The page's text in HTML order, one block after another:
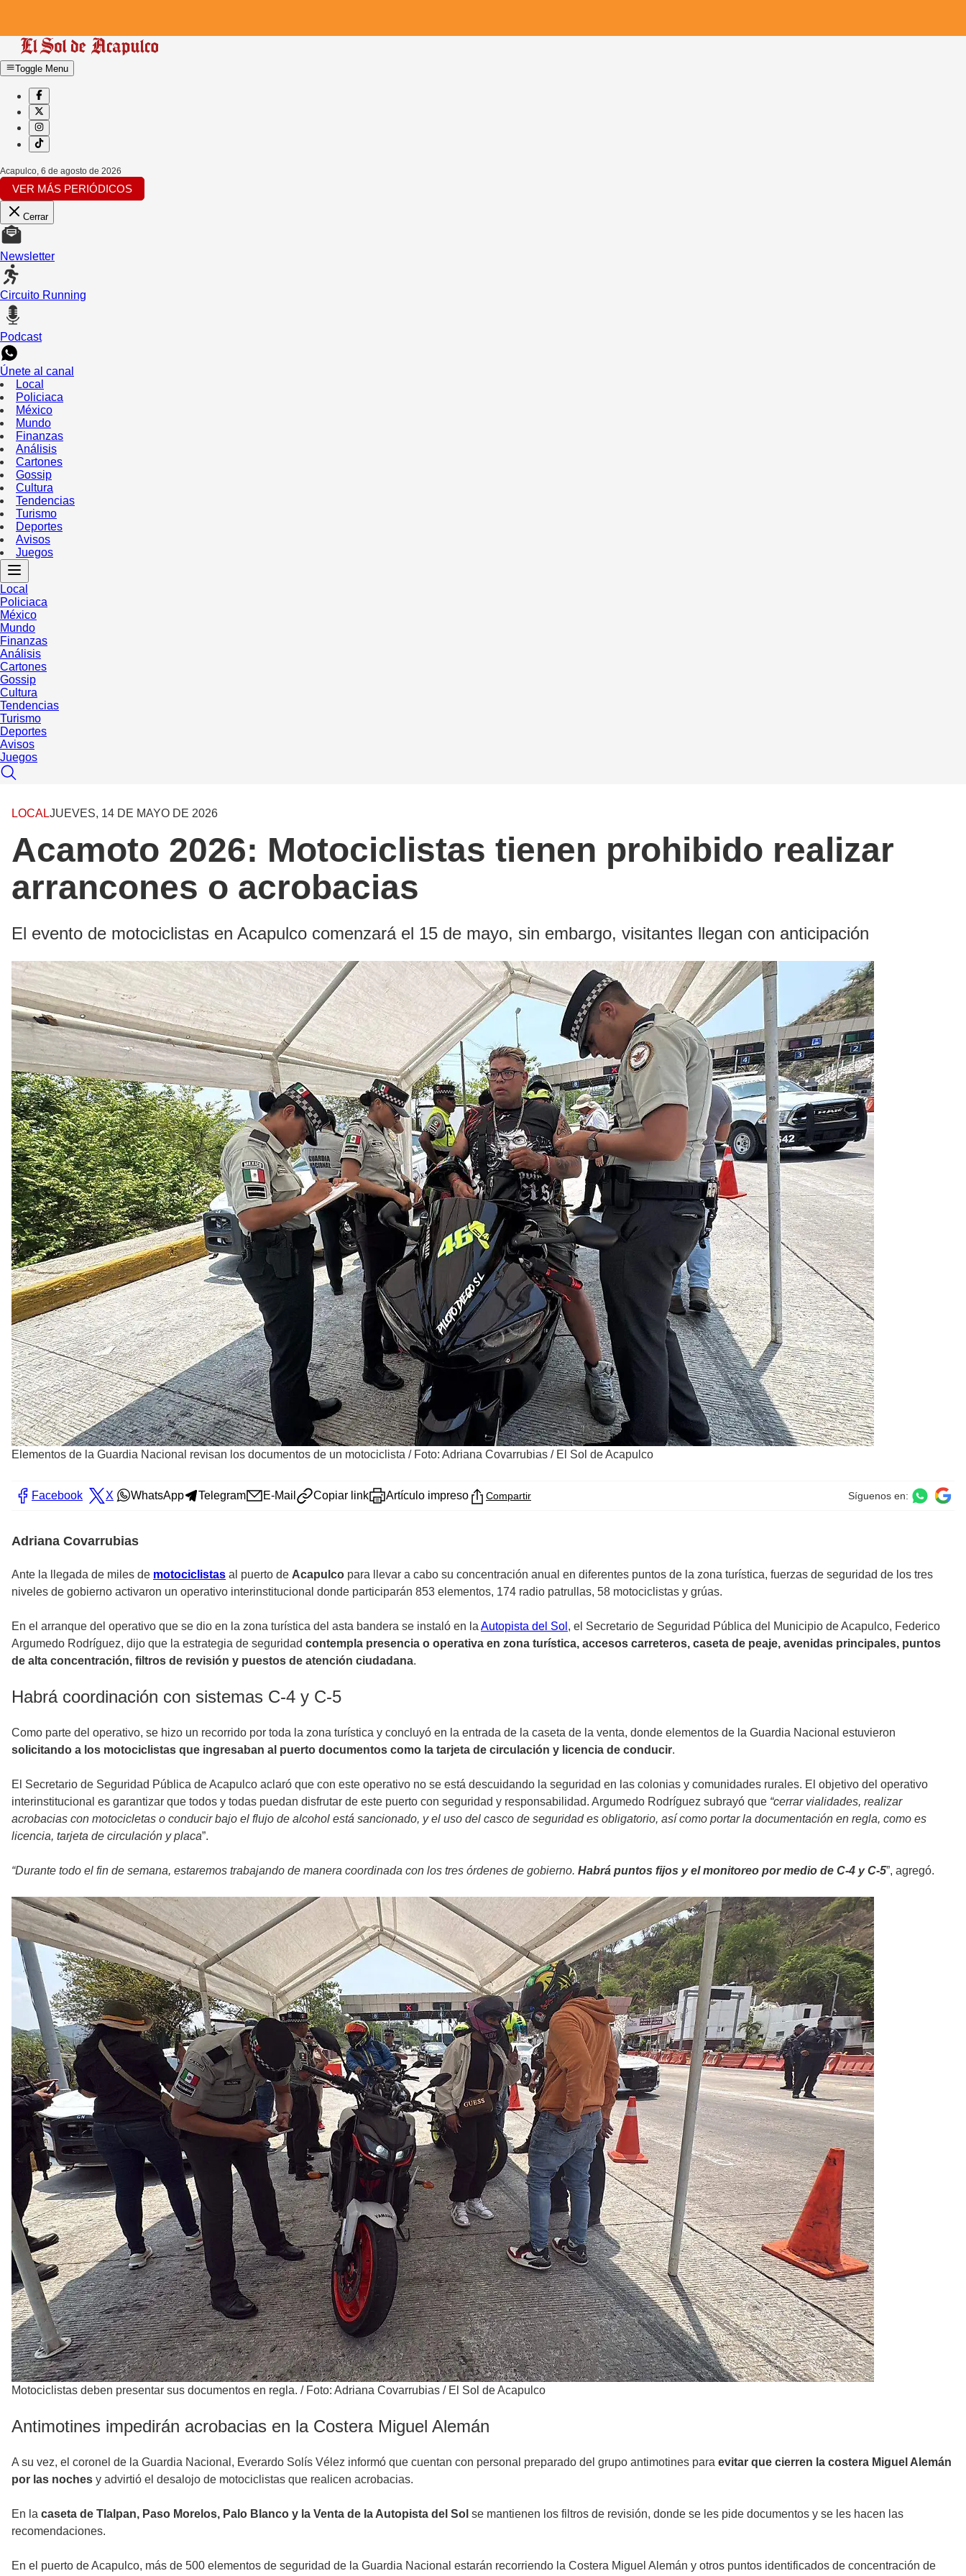
Toggle Menu
Acapulco 6 de agosto de 2026
VER MÁS PERIÓDICOS
Cerrar
Newsletter
Circuito Running
Podcast
Únete al canal
Local
Policiaca
México
Mundo
Finanzas
Análisis
Cartones
Gossip
Cultura
Tendencias
Turismo
Deportes
Avisos
Juegos
Local
Policiaca
México
Mundo
Finanzas
Análisis
Cartones
Gossip
Cultura
Tendencias
Turismo
Deportes
Avisos
Juegos
LOCALJUEVES, 14 DE MAYO DE 2026
Acamoto 2026: Motociclistas tienen prohibido realizar
arrancones o acrobacias
El evento de motociclistas en Acapulco comenzará el 15 de mayo, sin embargo, visitantes llegan con anticipación
Elementos de la Guardia Nacional revisan los documentos de un motociclista / Foto: Adriana Covarrubias / El Sol de Acapulco
Facebook X WhatsApp Telegram E-Mail Copiar link Artículo impreso Compartir Síguenos en:
Adriana Covarrubias
Ante la llegada de miles de motociclistas al puerto de Acapulco para llevar a cabo su concentración anual en diferentes puntos de la zona turística, fuerzas de seguridad de los tres
niveles de gobierno activaron un operativo interinstitucional donde participarán 853 elementos, 174 radio patrullas, 58 motociclistas y grúas.
En el arranque del operativo que se dio en la zona turística del asta bandera se instaló en la Autopista del Sol , el Secretario de Seguridad Pública del Municipio de Acapulco, Federico
Argumedo Rodríguez, dijo que la estrategia de seguridad contempla presencia o operativa en zona turística, accesos carreteros, caseta de peaje, avenidas principales, puntos
de alta concentración, filtros de revisión y puestos de atención ciudadana.
Habrá coordinación con sistemas C-4 y C-5
Como parte del operativo, se hizo un recorrido por toda la zona turística y concluyó en la entrada de la caseta de la venta, donde elementos de la Guardia Nacional estuvieron
solicitando a los motociclistas que ingresaban al puerto documentos como la tarjeta de circulación y licencia de conducir.
El Secretario de Seguridad Pública de Acapulco aclaró que con este operativo no se está descuidando la seguridad en las colonias y comunidades rurales. El objetivo del operativo
interinstitucional es garantizar que todos y todas puedan disfrutar de este puerto con seguridad y responsabilidad. Argumedo Rodríguez subrayó que “cerrar vialidades, realizar
acrobacias con motocicletas o conducir bajo el flujo de alcohol está sancionado, y el uso del casco de seguridad es obligatorio, así como portar la documentación en regla, como es
licencia, tarjeta de circulación y placa”.
“Durante todo el fin de semana, estaremos trabajando de manera coordinada con los tres órdenes de gobierno. Habrá puntos fijos y el monitoreo por medio de C-4 y C-5”, agregó.
Motociclistas deben presentar sus documentos en regla. / Foto: Adriana Covarrubias / El Sol de Acapulco
Antimotines impedirán acrobacias en la Costera Miguel Alemán
A su vez, el coronel de la Guardia Nacional, Everardo Solís Vélez informó que cuentan con personal preparado del grupo antimotines para evitar que cierren la costera Miguel Alemán
por las noches y advirtió el desalojo de motociclistas que realicen acrobacias.
En la caseta de Tlalpan, Paso Morelos, Palo Blanco y la Venta de la Autopista del Sol se mantienen los filtros de revisión, donde se les pide documentos y se les hacen las
recomendaciones.
En el puerto de Acapulco, más de 500 elementos de seguridad de la Guardia Nacional estarán recorriendo la Costera Miguel Alemán y otros puntos identificados de concentración de